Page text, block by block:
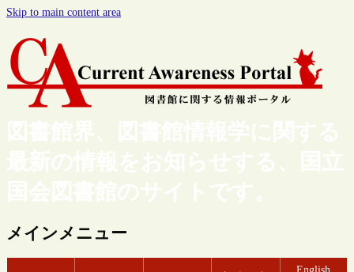
Skip to main content area
図書館界、図書館情報学に関する
最新の情報をお知らせする、国立
国会図書館のサイトです。
メインメニュー